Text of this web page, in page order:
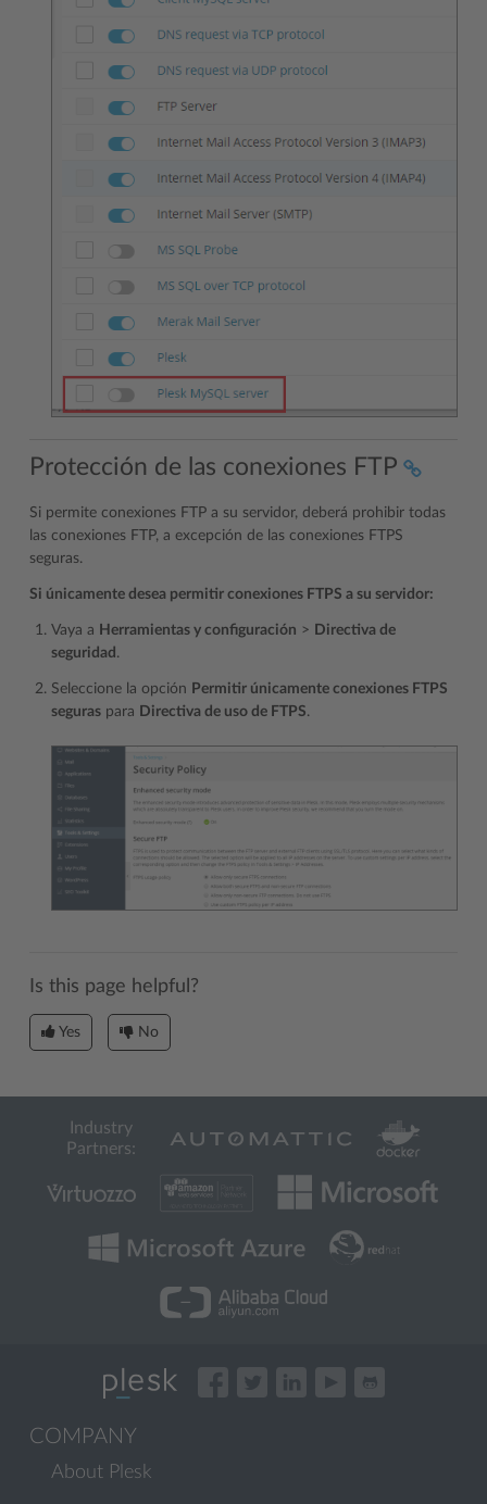
Protección de las conexiones FTP
Si permite conexiones FTP a su servidor, deberá prohibir todas
las conexiones FTP, a excepción de las conexiones FTPS
seguras.
Si únicamente desea permitir conexiones FTPS a su servidor:
Vaya a Herramientas y configuración > Directiva de
seguridad .
Seleccione la opción Permitir únicamente conexiones FTPS
seguras para Directiva de uso de FTPS.
Is this page helpful?
Yes No
Industry
Partners:
COMPANY
About Plesk